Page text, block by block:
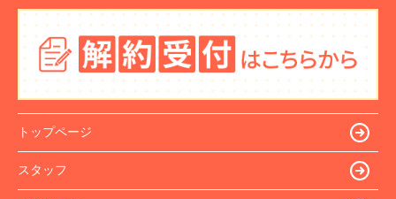
トップページ
スタッフ